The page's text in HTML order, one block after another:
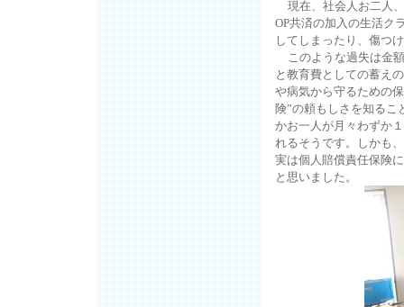
現在、社会人お二人
OP共済の加入の生活ク
してしまったり、傷つ
このような過失は金
と教育費としての蓄え
や病気から守るための
険”の頼もしさを知るこ
かお一人が月々わずか
れるそうです。しかも
実は個人賠償責任保険
と思いました。